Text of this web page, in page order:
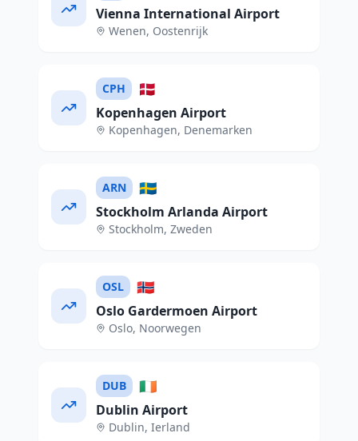
Vienna International Airport
Wenen, Oostenrijk
CPH 🇩🇰
Kopenhagen Airport
Kopenhagen, Denemarken
ARN 🇸🇪
Stockholm Arlanda Airport
Stockholm, Zweden
OSL 🇳🇴
Oslo Gardermoen Airport
Oslo, Noorwegen
DUB 🇮🇪
Dublin Airport
Dublin, Ierland